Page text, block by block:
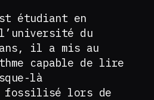
étudiant en
du
ans, il a mis au
capable de lire
là
fossilisé lors de